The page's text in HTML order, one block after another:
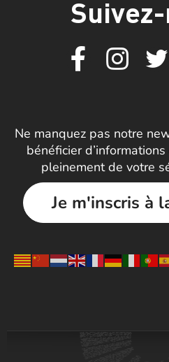
Ne manquez pas notre
bénéficier
pleinement de votre
Je m'inscris à